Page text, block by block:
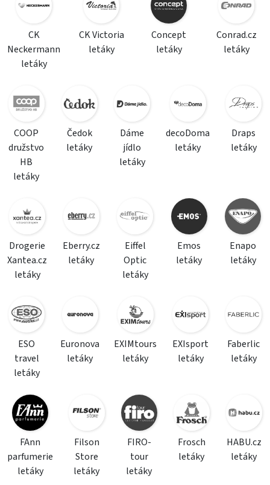
CK
Neckermann
letáky
CK Victoria
letáky
Concept
letáky
Conrad.cz
letáky
COOP
družstvo
HB
letáky
Čedok
letáky
Dáme
jídlo
letáky
decoDoma
letáky
Draps
letáky
Drogerie
Xantea.cz
letáky
Eberry.cz
letáky
Eiffel
Optic
letáky
Emos
letáky
Enapo
letáky
ESO
travel
letáky
Euronova
letáky
EXIMtours
letáky
EXIsport
letáky
Faberlic
letáky
FAnn
parfumerie
letáky
Filson
Store
letáky
FIRO-
tour
letáky
Frosch
letáky
HABU.cz
letáky